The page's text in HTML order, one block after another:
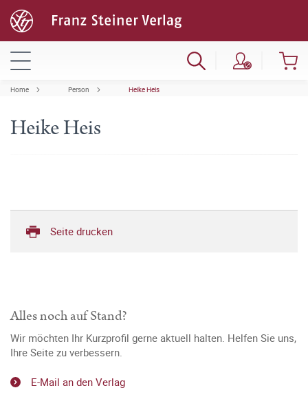
Home Person Heike Heis
Heike Heis
Seite drucken
Alles noch auf Stand?
Wir möchten Ihr Kurzprofil gerne aktuell halten. Helfen Sie uns,
Ihre Seite zu verbessern.
E-Mail an den Verlag